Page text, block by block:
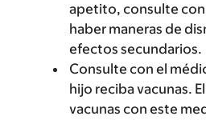
apetito, consulte
haber maneras de
efectos secundarios.
Consulte con el
hijo reciba vacunas.
vacunas con este